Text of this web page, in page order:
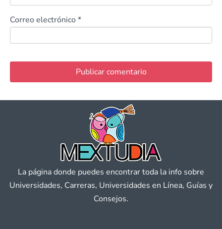
Correo electrónico *
La página donde puedes encontrar toda la info sobre
Universidades, Carreras, Universidades en Línea, Guías y
Consejos.